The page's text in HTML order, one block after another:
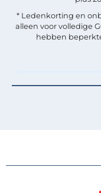
* Ledenkorting en
alleen voor volledige
hebben